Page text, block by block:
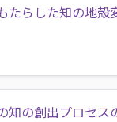
たらした知の地
知の創出プロセス